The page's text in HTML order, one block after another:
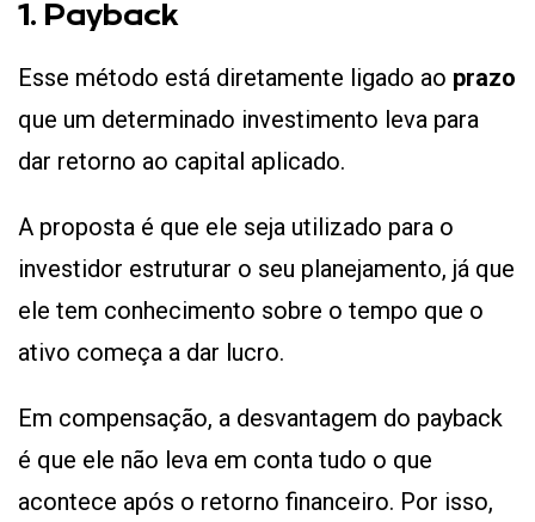
1. Payback
Esse método está diretamente ligado ao prazo
que um determinado investimento leva para
dar retorno ao capital aplicado.
A proposta é que ele seja utilizado para o
investidor estruturar o seu planejamento, já que
ele tem conhecimento sobre o tempo que o
ativo começa a dar lucro.
Em compensação, a desvantagem do payback
é que ele não leva em conta tudo o que
acontece após o retorno financeiro. Por isso,